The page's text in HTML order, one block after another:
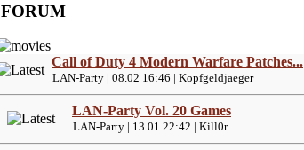
FORUM
Call of Duty 4 Modern Warfare Patches...
LAN-Party | 08.02 16:46 | Kopfgeldjaeger
LAN-Party Vol. 20 Games
LAN-Party | 13.01 22:42 | Kill0r